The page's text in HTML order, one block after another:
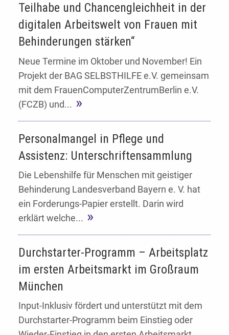
Teilhabe und Chancengleichheit in der
digitalen Arbeitswelt von Frauen mit
Behinderungen stärken“
Neue Termine im Oktober und November! Ein
Projekt der BAG SELBSTHILFE e.V. gemeinsam
mit dem FrauenComputerZentrumBerlin e.V.
(FCZB) und...
Personalmangel in Pflege und
Assistenz: Unterschriftensammlung
Die Lebenshilfe für Menschen mit geistiger
Behinderung Landesverband Bayern e. V. hat
ein Forderungs-Papier erstellt. Darin wird
erklärt welche...
Durchstarter-Programm – Arbeitsplatz
im ersten Arbeitsmarkt im Großraum
München
Input-Inklusiv fördert und unterstützt mit dem
Durchstarter-Programm beim Einstieg oder